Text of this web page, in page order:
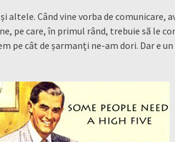
altele. Când vine vorba de comunicare,
pe care, în primul rând, trebuie să le
pe cât de șarmanți ne-am dori. Dar e